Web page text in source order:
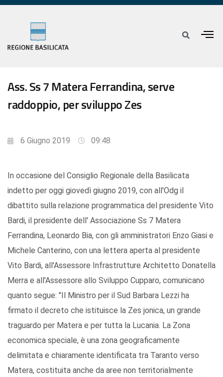
Ass. Ss 7 Matera Ferrandina, serve
raddoppio, per sviluppo Zes
6 Giugno 2019 09:48
In occasione del Consiglio Regionale della Basilicata
indetto per oggi giovedì giugno 2019, con all'Odg il
dibattito sulla relazione programmatica del presidente Vito
Bardi, il presidente dell' Associazione Ss 7 Matera
Ferrandina, Leonardo Bia, con gli amministratori Enzo Giasi e
Michele Canterino, con una lettera aperta al presidente
Vito Bardi, all'Assessore Infrastrutture Architetto Donatella
Merra e all'Assessore allo Sviluppo Cupparo, comunicano
quanto segue: "Il Ministro per il Sud Barbara Lezzi ha
firmato il decreto che istituisce la Zes jonica, un grande
traguardo per Matera e per tutta la Lucania. La Zona
economica speciale, è una zona geograficamente
delimitata e chiaramente identificata tra Taranto verso
Matera, costituita anche da aree non territorialmente